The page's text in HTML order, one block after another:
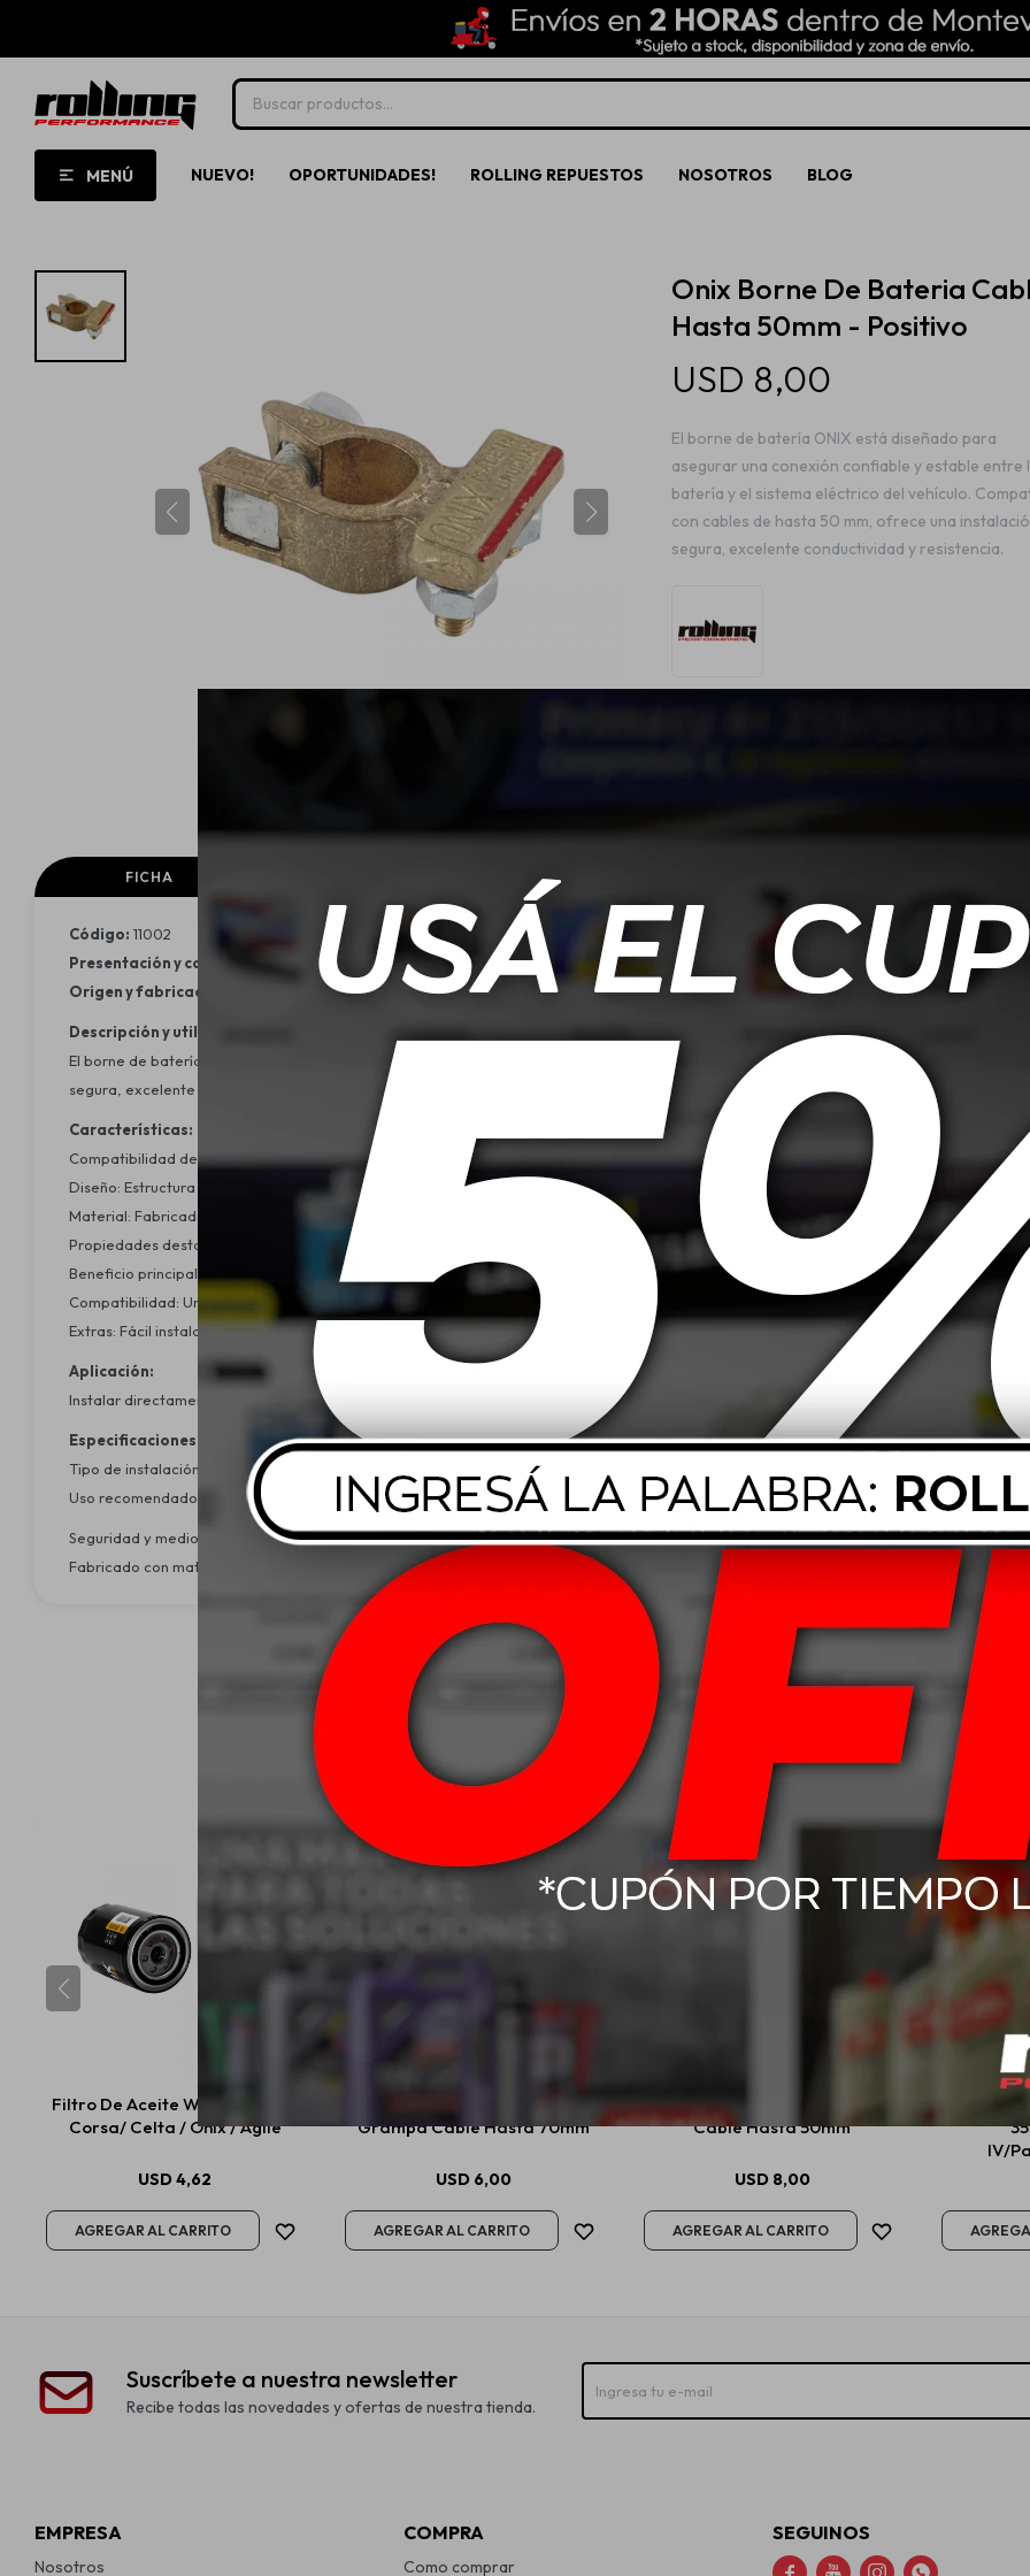
MENÚ NUEVO! OPORTUNIDADES! ROLLING REPUESTOS NOSOTROS BLOG
Onix Borne De Bateria
Hasta 50mm - Positivo
USD 8,00
El borne de batería ONIX está diseñado para
asegurar una conexión confiable y estable entre
batería y el sistema eléctrico del vehículo.
con cables de hasta 50 mm, ofrece una
segura, excelente conductividad y resistencia.
FICHA
Código: 11002
Presentación y contenido:
Borne de batería apto para cable de hasta 50 mm.
Origen y fabricación:
Descripción y utilidad:
El borne de batería ONIX está diseñado para asegurar una conexión confiable y estable entre la batería y el sistema eléctrico del
segura, excelente conductividad y resistencia a las vibraciones. Es ideal tanto para reemplazos como para instalaciones eléctricas
Características:
Compatibilidad de cable: Apto para cables de hasta 50 mm.
Diseño: Estructura sólida que garantiza una correcta fijación y conducción eléctrica.
Material: Fabricado con materiales de alta conductividad para un flujo eficiente de corriente.
Propiedades destacadas: Resistente a la corrosión, vibraciones y altas exigencias eléctricas.
Beneficio principal: Proporciona una conexión segura y estable para sistemas eléctricos automotrices.
Compatibilidad: Universal para la mayoría de baterías automotrices estándar.
Extras: Fácil instalación gracias a su diseño práctico y accesible.
Aplicación:
Instalar directamente sobre el borne de la batería, ajustando el cable dentro del conector correspondiente. Se recomienda verificar el
Especificaciones adicionales:
Tipo de instalación: Montaje directo, sin necesidad de herramientas especiales.
Uso recomendado: Vehículos, embarcaciones, sistemas eléctricos auxiliares y proyectos de 12V/24V.
Seguridad y medio ambiente:
Fabricado con materiales de alta durabilidad, libres de componentes tóxicos. Algunas partes pueden reciclarse una vez finalizada su vida
Productos que te pueden interesar
Filtro De Aceite Wix Chevrolet
Corsa/ Celta / Onix / Agile
USD4,62
Onix Borne De Bateria Mini Con
Grampa Cable Hasta 70mm
USD 6,00
Onix Borne De Bateria Mini Ojo
Cable Hasta 50mm
USD 8,00
IV/
Suscríbete a nuestra newsletter
Recibe todas las novedades y ofertas de nuestra tienda.
EMPRESA
Nosotros
COMPRA
Como comprar
SEGUINOS
   